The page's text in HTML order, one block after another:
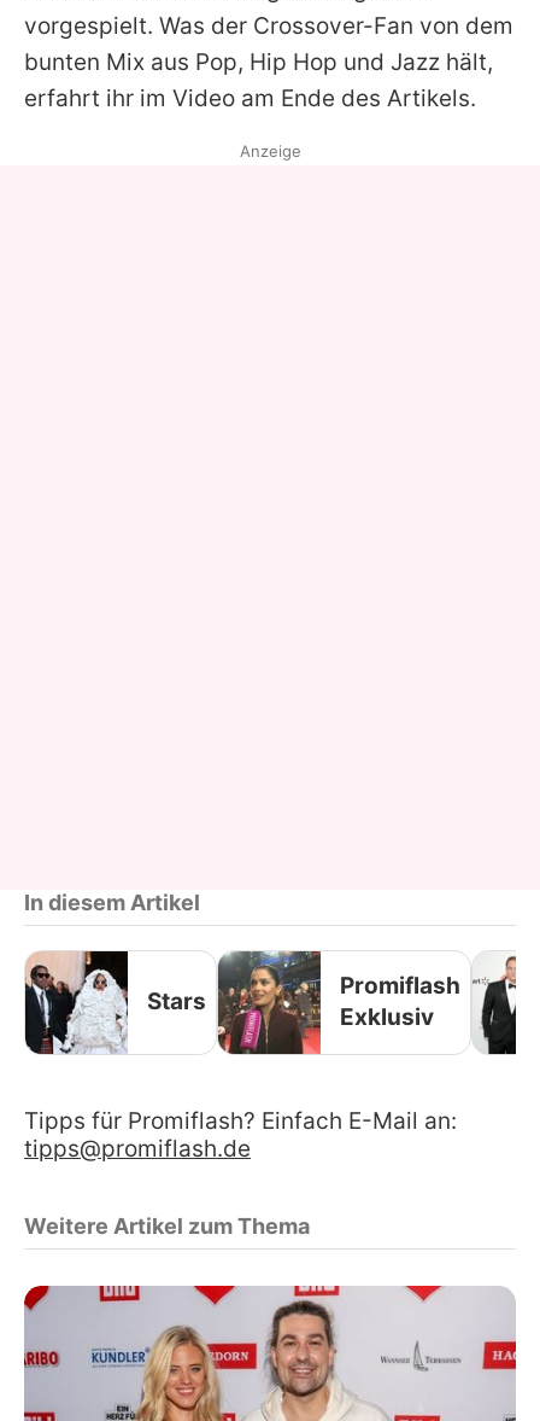
vorgespielt. Was der Crossover-Fan von dem
bunten Mix aus Pop, Hip Hop und Jazz hält,
erfahrt ihr im Video am Ende des Artikels.
Anzeige
In diesem Artikel
Stars
Promiflash
Exklusiv
Tipps für Promiflash? Einfach E-Mail an:
tipps@promiflash.de
Weitere Artikel zum Thema